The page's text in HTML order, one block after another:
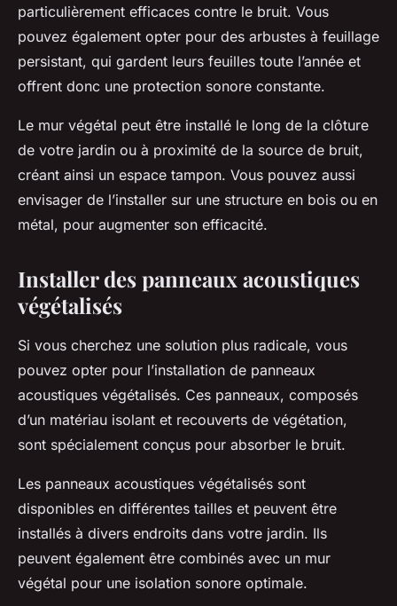
particulièrement efficaces contre le bruit. Vous
pouvez également opter pour des arbustes à feuillage
persistant, qui gardent leurs feuilles toute l’année et
offrent donc une protection sonore constante.
Le mur végétal peut être installé le long de la clôture
de votre jardin ou à proximité de la source de bruit,
créant ainsi un espace tampon. Vous pouvez aussi
envisager de l’installer sur une structure en bois ou en
métal, pour augmenter son efficacité.
Installer des panneaux acoustiques
végétalisés
Si vous cherchez une solution plus radicale, vous
pouvez opter pour l’installation de panneaux
acoustiques végétalisés. Ces panneaux, composés
d’un matériau isolant et recouverts de végétation,
sont spécialement conçus pour absorber le bruit.
Les panneaux acoustiques végétalisés sont
disponibles en différentes tailles et peuvent être
installés à divers endroits dans votre jardin. Ils
peuvent également être combinés avec un mur
végétal pour une isolation sonore optimale.